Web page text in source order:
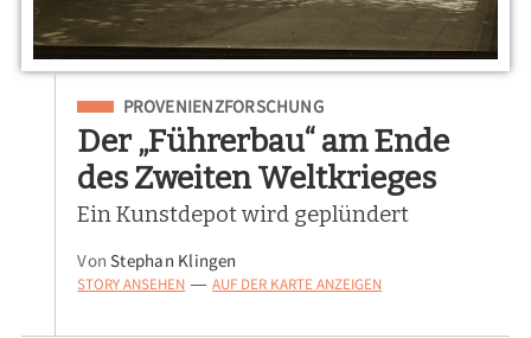
Eingeordnet unter
PROVENIENZFORSCHUNG
Der „Führerbau“ am Ende
des Zweiten Weltkrieges
Ein Kunstdepot wird geplündert
VonStephan Klingen
STORY ANSEHEN — AUF DER KARTE ANZEIGEN